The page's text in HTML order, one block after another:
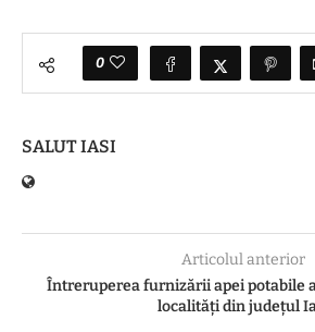
0
SALUT IASI
Articolul anterior
Întreruperea furnizării apei potabile
localități din județul